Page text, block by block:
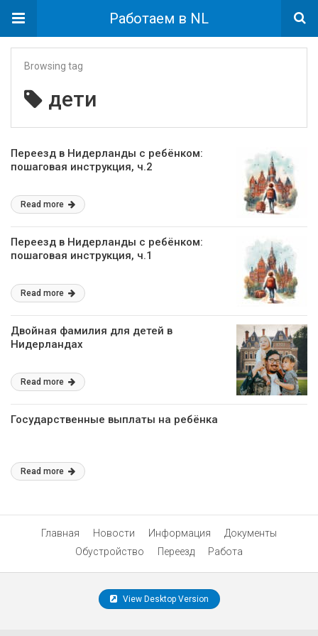
Работаем в NL
Browsing tag
дети
Переезд в Нидерланды с ребёнком:
пошаговая инструкция, ч.2
Read more
Переезд в Нидерланды с ребёнком:
пошаговая инструкция, ч.1
Read more
Двойная фамилия для детей в
Нидерландах
Read more
Государственные выплаты на ребёнка
Read more
Главная Новости Информация
Документы
Обустройство
Переезд Работа
View Desktop Version